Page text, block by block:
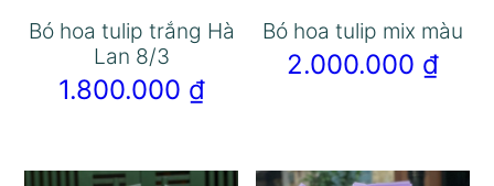
Bó hoa tulip trắng Hà
Lan 8/3
1.800.000 ₫
Bó hoa tulip mix màu
2.000.000 ₫